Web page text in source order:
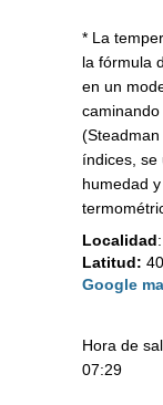
* La
la fórmula
en un
índices, se
humedad
Localidad:
Latitud:
Google
Hora de
07:29